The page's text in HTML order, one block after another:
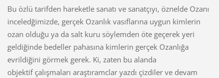
Bu özlü tarifden hareketle sanatı ve sanatçıyı, öznelde Ozanı
inceledğimizde, gerçek Ozanlık vasıflarına uygun kimlerin
ozan olduğu ya da salt kuru söylemden öte geçerek yeri
geldiğinde bedeller pahasına kimlerin gerçek Ozanlığa
evrildiğini görmek gerek. Ki, zaten bu alanda
objektif çalışmaları araştıramclar yazdı çizdiler ve devam